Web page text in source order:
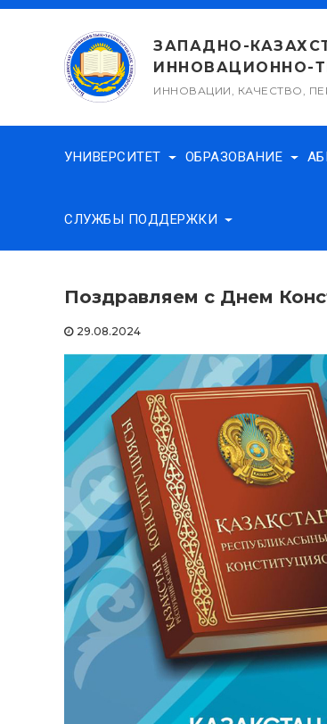
Перейти
содержимому
ЗАПАДНО-
ИННОВАЦИОННО-
ИННОВАЦИИ, КАЧЕСТВО,
УНИВЕРСИТЕТ ОБРАЗОВАНИЕ
СЛУЖБЫ ПОДДЕРЖКИ
Поздравляем с Днем
29.08.2024